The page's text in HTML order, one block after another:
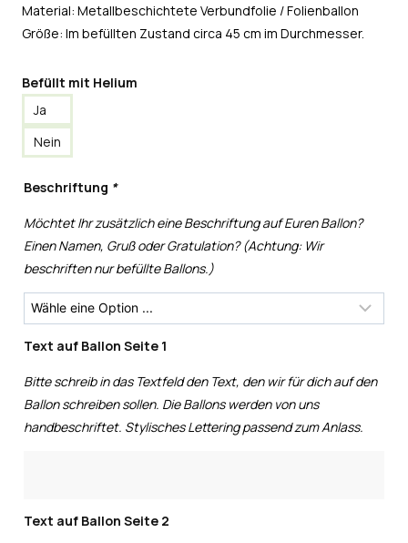
Material: Metallbeschichtete Verbundfolie / Folienballon
Größe: Im befüllten Zustand circa 45 cm im Durchmesser.
Befüllt mit Helium
Ja
Nein
Beschriftung *
Möchtet Ihr zusätzlich eine Beschriftung auf Euren Ballon?
Einen Namen, Gruß oder Gratulation? (Achtung: Wir
beschriften nur befüllte Ballons.)
Text auf Ballon Seite 1
Bitte schreib in das Textfeld den Text, den wir für dich auf den
Ballon schreiben sollen. Die Ballons werden von uns
handbeschriftet. Stylisches Lettering passend zum Anlass.
Text auf Ballon Seite 2